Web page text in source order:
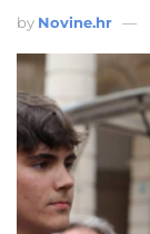
by Novine.hr